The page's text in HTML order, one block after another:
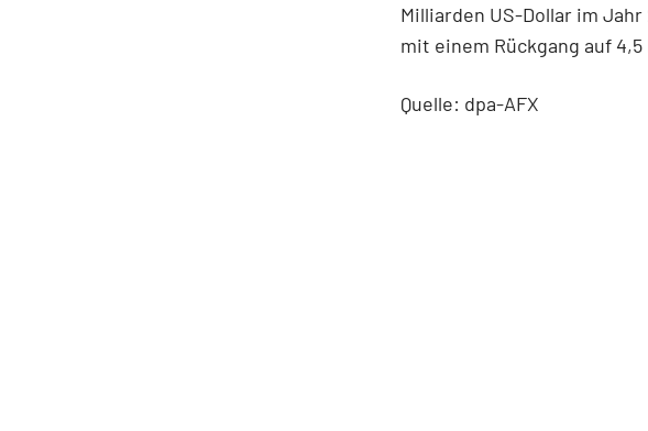
Milliarden US-Dollar im
mit einem Rückgang auf
Quelle: dpa-AFX